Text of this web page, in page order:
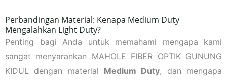
Perbandingan Material: Kenapa Medium Duty
Mengalahkan Light Duty?
Penting bagi Anda untuk memahami mengapa kami
sangat menyarankan MAHOLE FIBER OPTIK GUNUNG
KIDUL dengan material Medium Duty, dan mengapa